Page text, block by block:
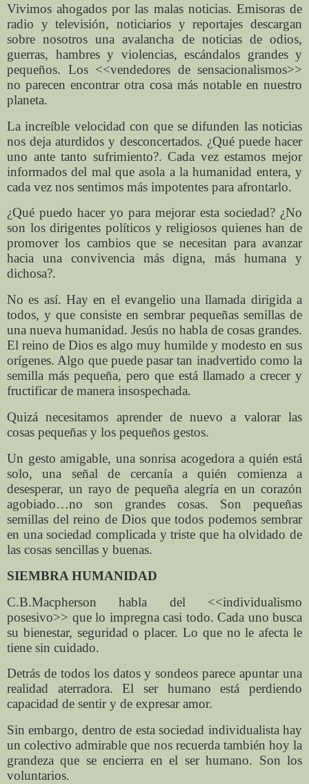
Vivimos ahogados por las malas noticias. Emisoras de
radio y televisión, noticiarios y reportajes descargan
sobre nosotros una avalancha de noticias de odios,
guerras, hambres y violencias, escándalos grandes y
pequeños. Los <<vendedores de sensacionalismos>>
no parecen encontrar otra cosa más notable en nuestro
planeta.
La increíble velocidad con que se difunden las noticias
nos deja aturdidos y desconcertados. ¿Qué puede hacer
uno ante tanto sufrimiento?. Cada vez estamos mejor
informados del mal que asola a la humanidad entera, y
cada vez nos sentimos más impotentes para afrontarlo.
¿Qué puedo hacer yo para mejorar esta sociedad? ¿No
son los dirigentes políticos y religiosos quienes han de
promover los cambios que se necesitan para avanzar
hacia una convivencia más digna, más humana y
dichosa?.
No es así. Hay en el evangelio una llamada dirigida a
todos, y que consiste en sembrar pequeñas semillas de
una nueva humanidad. Jesús no habla de cosas grandes.
El reino de Dios es algo muy humilde y modesto en sus
orígenes. Algo que puede pasar tan inadvertido como la
semilla más pequeña, pero que está llamado a crecer y
fructificar de manera insospechada.
Quizá necesitamos aprender de nuevo a valorar las
cosas pequeñas y los pequeños gestos.
Un gesto amigable, una sonrisa acogedora a quién está
solo, una señal de cercanía a quién comienza a
desesperar, un rayo de pequeña alegría en un corazón
agobiado…no son grandes cosas. Son pequeñas
semillas del reino de Dios que todos podemos sembrar
en una sociedad complicada y triste que ha olvidado de
las cosas sencillas y buenas.
SIEMBRA HUMANIDAD
C.B.Macpherson habla del <<individualismo
posesivo>> que lo impregna casi todo. Cada uno busca
su bienestar, seguridad o placer. Lo que no le afecta le
tiene sin cuidado.
Detrás de todos los datos y sondeos parece apuntar una
realidad aterradora. El ser humano está perdiendo
capacidad de sentir y de expresar amor.
Sin embargo, dentro de esta sociedad individualista hay
un colectivo admirable que nos recuerda también hoy la
grandeza que se encierra en el ser humano. Son los
voluntarios.